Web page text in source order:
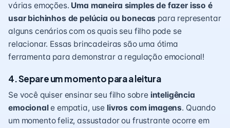
várias emoções. Uma maneira simples de fazer isso é
usar bichinhos de pelúcia ou bonecas para representar
alguns cenários com os quais seu filho pode se
relacionar. Essas brincadeiras são uma ótima
ferramenta para demonstrar a regulação emocional!
4. Separe um momento para a leitura
Se você quiser ensinar seu filho sobre inteligência
emocionale empatia, use livros com imagens. Quando
um momento feliz, assustador ou frustrante ocorre em